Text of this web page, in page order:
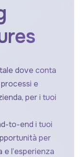
dove conta
e
per i tuoi
to-end i tuoi
per
l’esperienza